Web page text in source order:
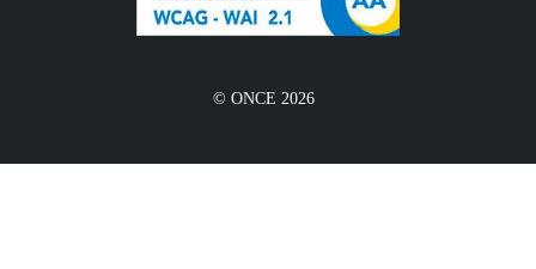
© ONCE 2026